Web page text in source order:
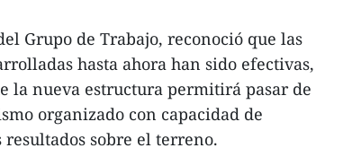
Grupo de Trabajo, reconoció que las
hasta ahora han sido efectivas,
la nueva estructura permitirá pasar de
organizado con capacidad de
sobre el terreno.